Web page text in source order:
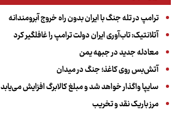
ترامپ در تله جنگ با ایران بدون راه خروج آبرومندانه
آتلانتیک: تاب‌آوری ایران دولت ترامپ را غافلگیر کرد
معادله جدید در جبهه یمن
آتش‌بس روی کاغذ؛ جنگ در میدان
سایپا واگذار خواهد شد و مبلغ کالابرگ افزایش می‌یابد
مرز باریک نقد و تخریب